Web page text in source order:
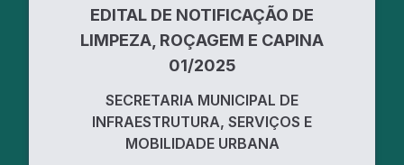
EDITAL DE NOTIFICAÇÃO DE
LIMPEZA, ROÇAGEM E CAPINA
01/2025
SECRETARIA MUNICIPAL DE
INFRAESTRUTURA, SERVIÇOS E
MOBILIDADE URBANA